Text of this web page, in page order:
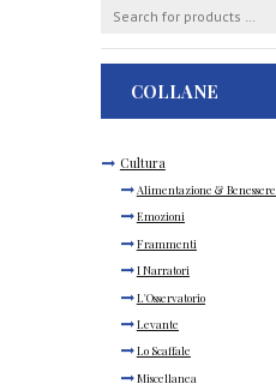
COLLANE
Cultura
Alimentazione & Benessere
Emozioni
Frammenti
I Narratori
L'Osservatorio
Levante
Lo Scaffale
Miscellanea